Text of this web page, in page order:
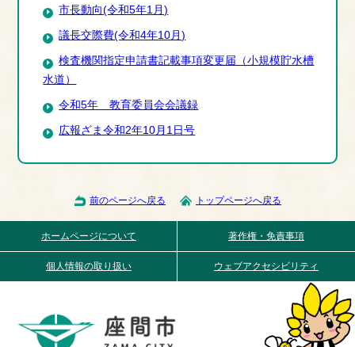
市長動向(令和5年1月)
議長交際費(令和4年10月)
検査機関指定申請書記載事項変更届（小規模貯水槽
水道）
令和5年 教育委員会会議録
広報ざま令和2年10月1日号
前のページへ戻る トップページへ戻る
ホームページについて 著作権・免責事項
個人情報の取り扱い ウェブアクセシビリティ